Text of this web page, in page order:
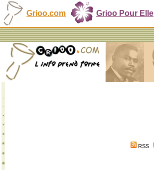
Grioo.com Grioo Pour Elle
RSS